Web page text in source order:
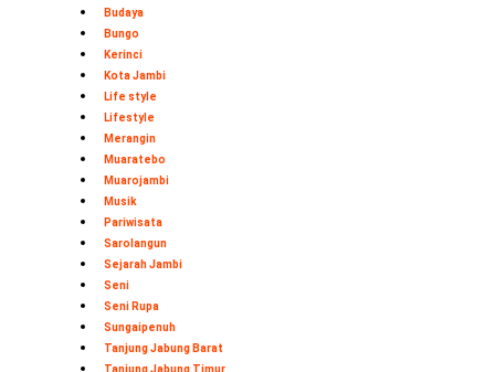
Budaya
Bungo
Kerinci
Kota Jambi
Life style
Lifestyle
Merangin
Muaratebo
Muarojambi
Musik
Pariwisata
Sarolangun
Sejarah Jambi
Seni
Seni Rupa
Sungaipenuh
Tanjung Jabung Barat
Tanjung Jabung Timur